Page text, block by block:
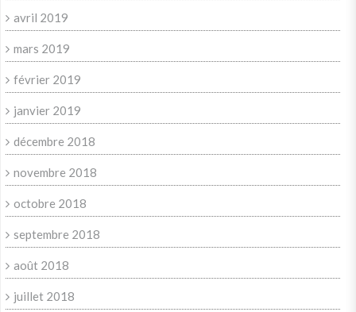
avril 2019
mars 2019
février 2019
janvier 2019
décembre 2018
novembre 2018
octobre 2018
septembre 2018
août 2018
juillet 2018